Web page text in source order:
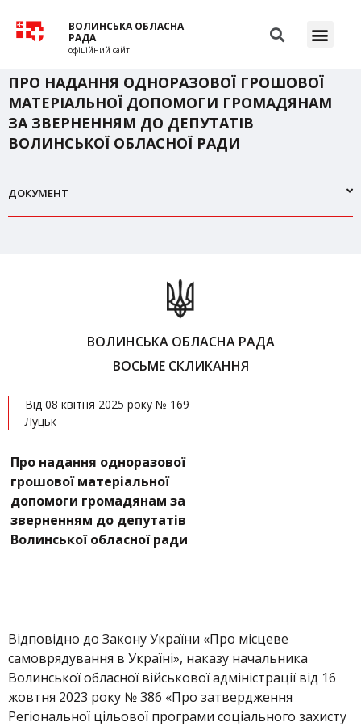
ВОЛИНСЬКА ОБЛАСНА
РАДА
офіційний сайт
ПРО НАДАННЯ ОДНОРАЗОВОЇ ГРОШОВОЇ
МАТЕРІАЛЬНОЇ ДОПОМОГИ ГРОМАДЯНАМ
ЗА ЗВЕРНЕННЯМ ДО ДЕПУТАТІВ
ВОЛИНСЬКОЇ ОБЛАСНОЇ РАДИ
ДОКУМЕНТ
ВОЛИНСЬКА ОБЛАСНА РАДА
ВОСЬМЕ СКЛИКАННЯ
Від 08 квітня 2025 року № 169
Луцьк
Про надання одноразової
грошової матеріальної
допомоги громадянам за
зверненням до депутатів
Волинської обласної ради
Відповідно до Закону України «Про місцеве
самоврядування в Україні», наказу начальника
Волинської обласної військової адміністрації від 16
жовтня 2023 року № 386 «Про затвердження
Регіональної цільової програми соціального захисту